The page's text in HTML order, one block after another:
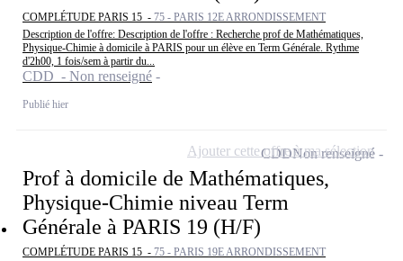
COMPLÉTUDE PARIS 15 - 75 - PARIS 12E ARRONDISSEMENT
Description de l'offre: Description de l'offre : Recherche prof de Mathématiques,
Physique-Chimie à domicile à PARIS pour un élève en Term Générale. Rythme
d'2h00, 1 fois/sem à partir du...
CDD - Non renseigné
Publié hier
Prof à domicile de Mathématiques,
Physique-Chimie niveau Term
Générale à PARIS 19 (H/F)
COMPLÉTUDE PARIS 15 - 75 - PARIS 19E ARRONDISSEMENT
CDDNon renseigné
Ajouter cette offre à ma sélection